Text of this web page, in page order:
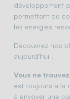
développement
permettant de
les énergies
Découvrez nos
aujourd’hui !
Vous ne
est toujours à la
à envoyer une